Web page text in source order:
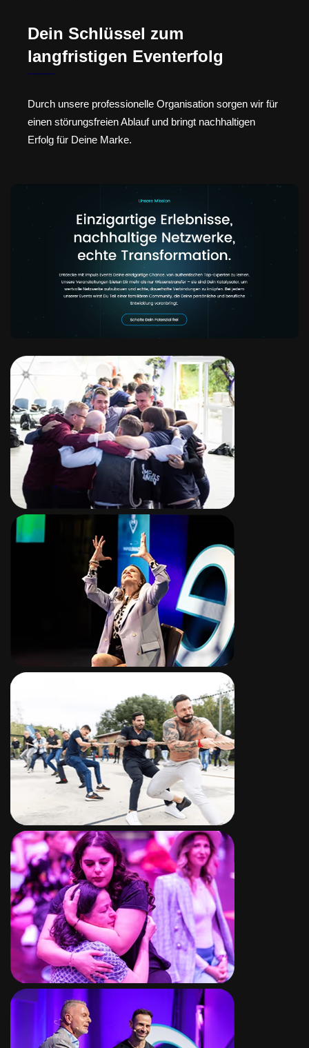
Dein Schlüssel zum
langfristigen Eventerfolg
Durch unsere professionelle Organisation sorgen wir für
einen störungsfreien Ablauf und bringt nachhaltigen
Erfolg für Deine Marke.